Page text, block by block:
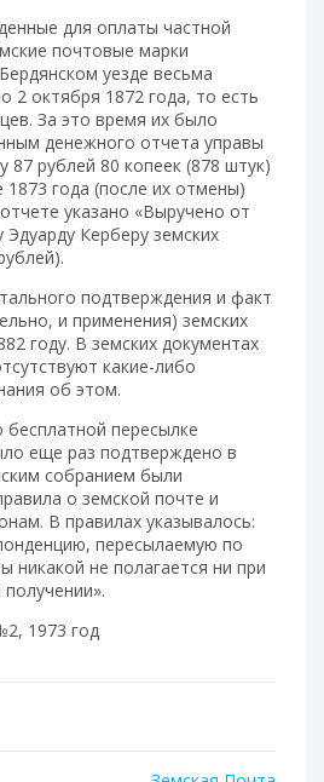
для оплаты частной
почтовые марки
уезде весьма
2 октября 1872 года, то есть
За это время их было
денежного отчета управы
87 рублей 80 копеек (878 штук)
года (после их отмены)
указано «Выручено от
Керберу земских
подтверждения и факт
и применения) земских
году. В земских документах
какие-либо
об этом.
пересылке
еще раз подтверждено в
собранием были
о земской почте и
В правилах указывалось:
пересылаемую по
никакой не полагается ни при
1973 год